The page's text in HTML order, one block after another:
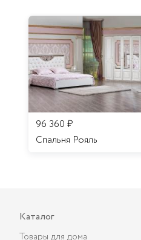
96 360 ₽
Спальня Рояль
Каталог
Товары для дома